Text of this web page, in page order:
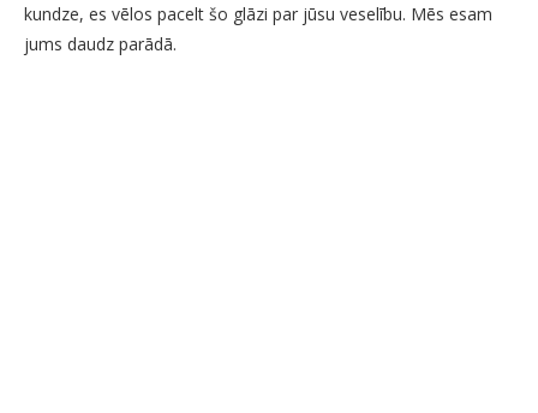
kundze, es vēlos pacelt šo glāzi par jūsu veselību. Mēs esam
jums daudz parādā.